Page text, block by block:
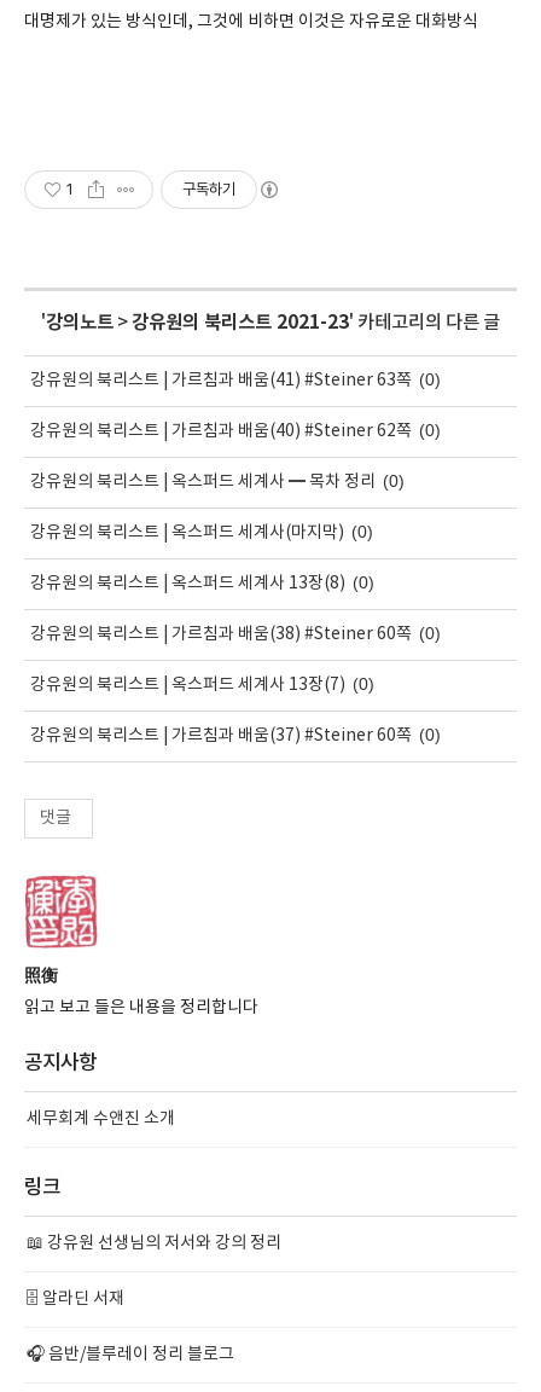
대명제가 있는 방식인데, 그것에 비하면 이것은 자유로운 대화방식
1 구독하기
'강의노트 >강유원의 북리스트 2021-23' 카테고리의 다른 글
강유원의 북리스트 | 가르침과 배움(41) #Steiner 63쪽 (0)
강유원의 북리스트 | 가르침과 배움(40) #Steiner 62쪽 (0)
강유원의 북리스트 | 옥스퍼드 세계사 ━ 목차 정리 (0)
강유원의 북리스트 | 옥스퍼드 세계사(마지막) (0)
강유원의 북리스트 | 옥스퍼드 세계사 13장(8) (0)
강유원의 북리스트 | 가르침과 배움(38) #Steiner 60쪽 (0)
강유원의 북리스트 | 옥스퍼드 세계사 13장(7) (0)
강유원의 북리스트 | 가르침과 배움(37) #Steiner 60쪽 (0)
댓글
照衡
읽고 보고 들은 내용을 정리합니다
공지사항
세무회계 수앤진 소개
링크
📖 강유원 선생님의 저서와 강의 정리
🗄️ 알라딘 서재
🎧 음반/블루레이 정리 블로그